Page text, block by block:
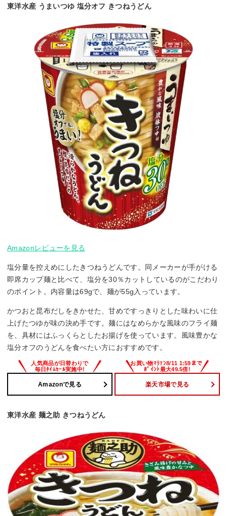
東洋水産 うまいつゆ 塩分オフ きつねうどん
Amazonレビューを見る
塩分量を控えめにしたきつねうどんです。同メーカーが手がける
即席カップ麺と比べて、塩分を30％カットしているのがこだわり
のポイント。内容量は69gで、麺が55g入っています。
かつおと昆布だしをきかせた、甘めですっきりとした味わいに仕
上げたつゆが味の決め手です。麺にはなめらかな風味のフライ麺
を、具材にはふっくらとしたお揚げを使っています。風味豊かな
塩分オフのうどんを食べたい方におすすめです。
Amazonで見る 楽天市場で見る
東洋水産 麺之助 きつねうどん